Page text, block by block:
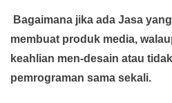
Bagaimana jika ada Jasa
membuat produk media,
keahlian men-desain atau
pemrograman sama sekali.